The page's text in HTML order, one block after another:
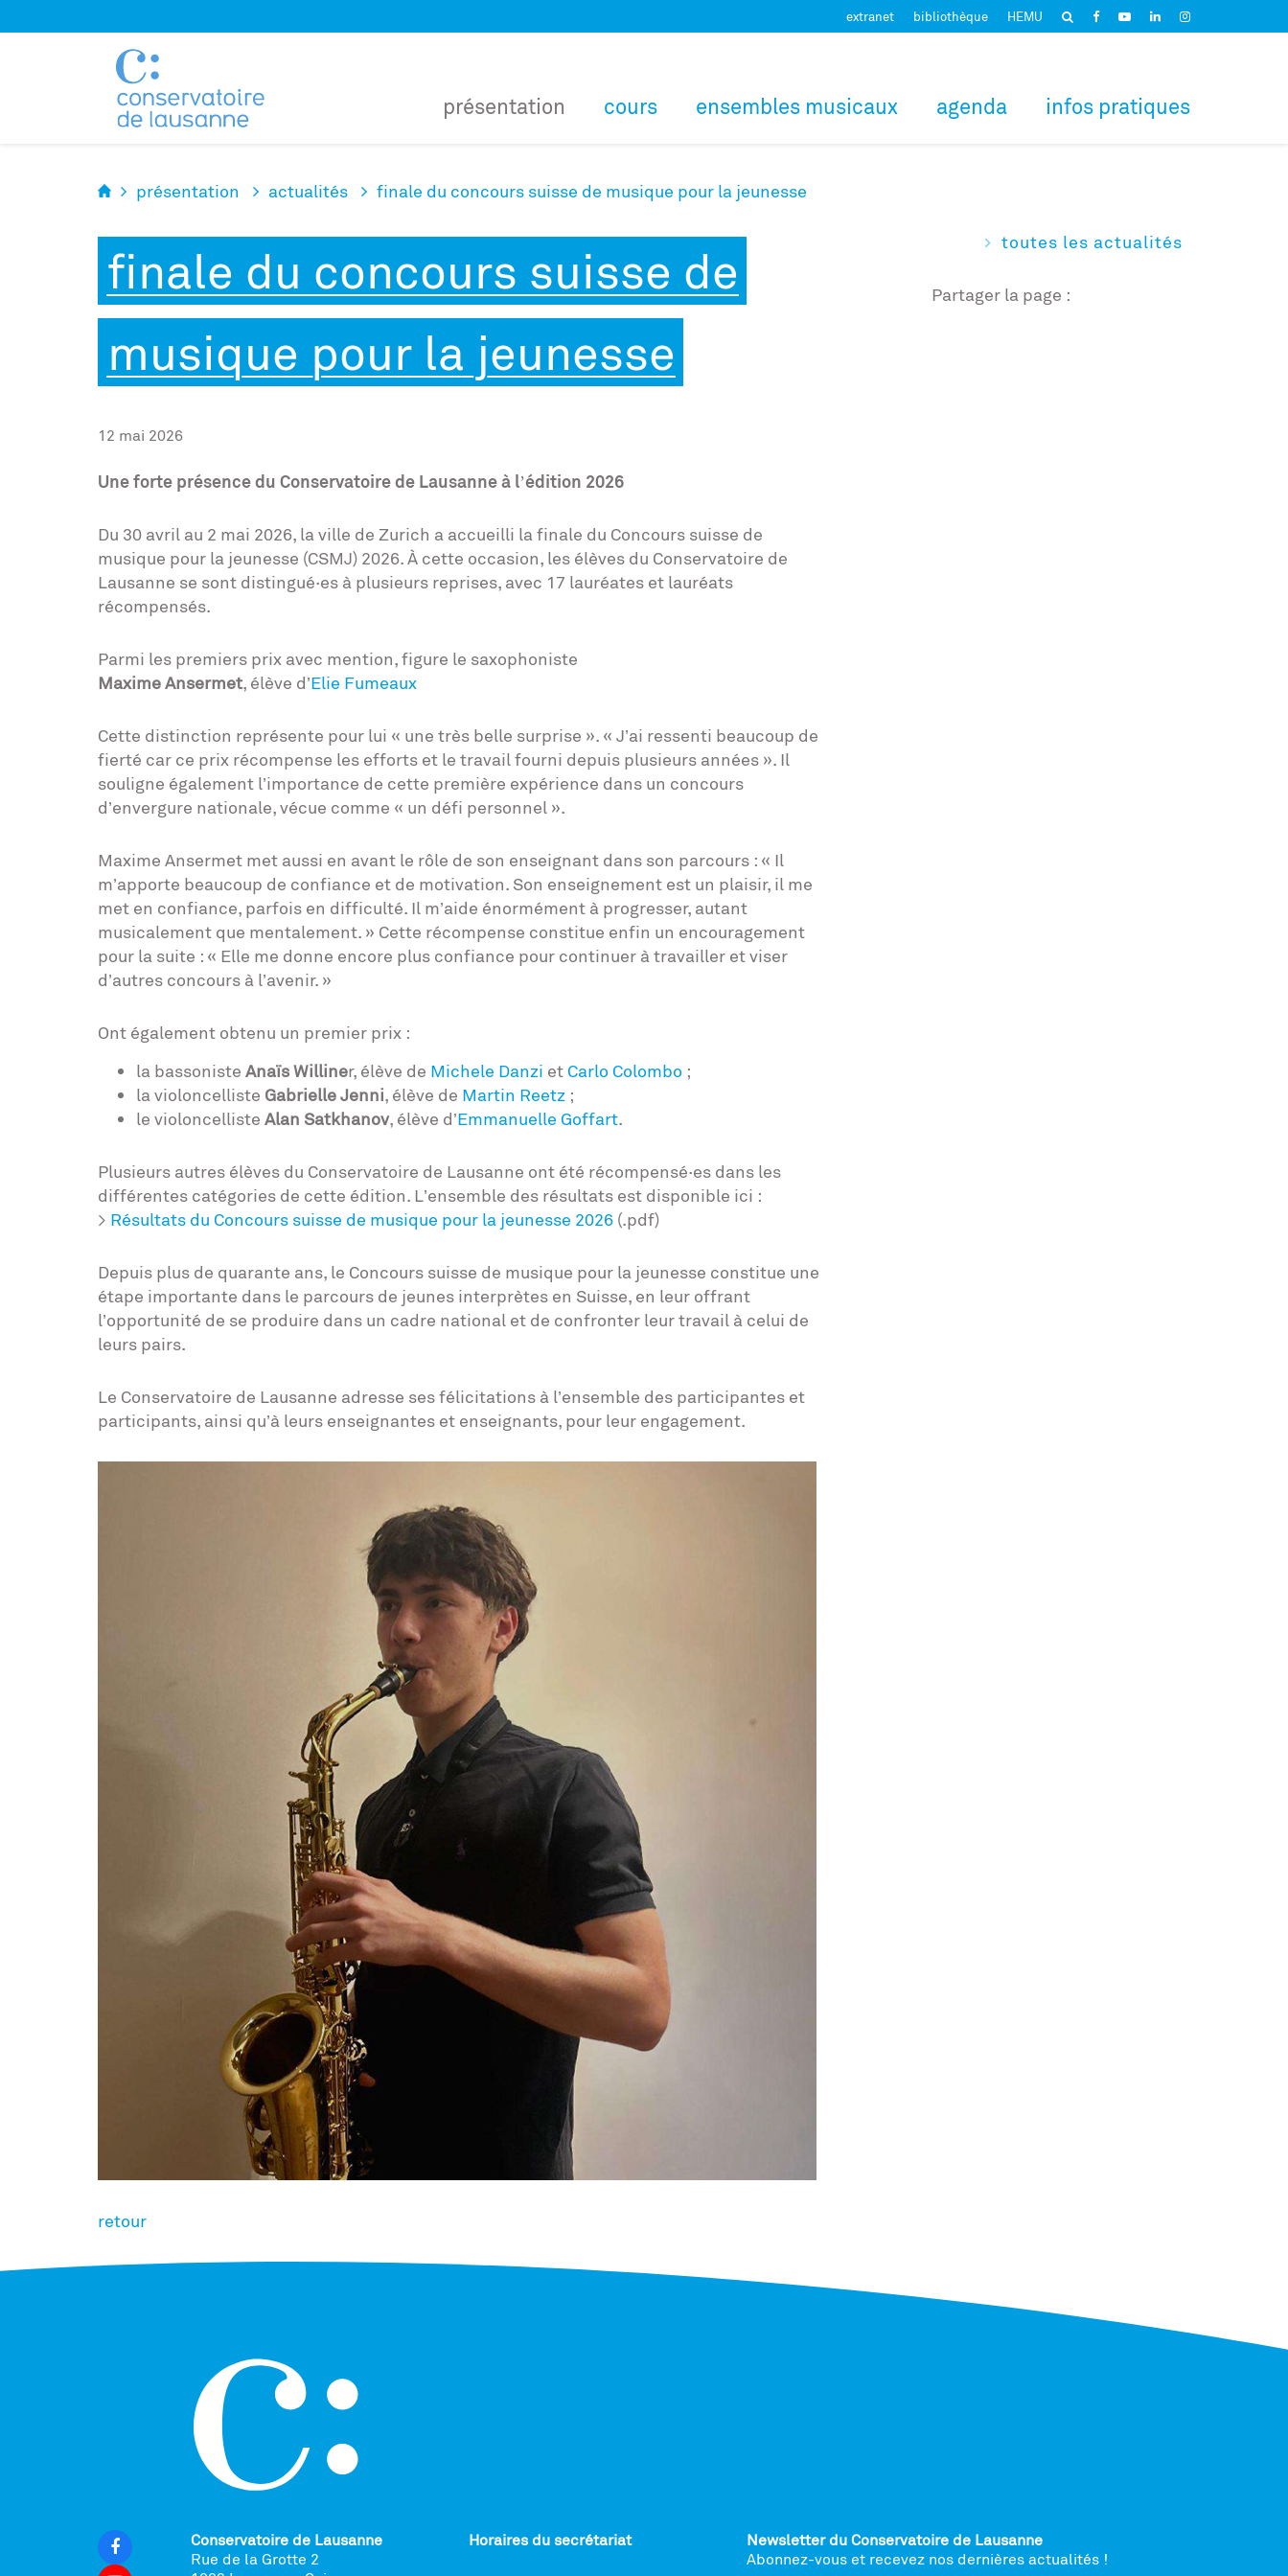
extranet bibliothèque HEMU
présentation cours ensembles musicaux agenda infos pratiques
présentation actualités finale du concours suisse de musique pour la jeunesse
finale du concours suisse de
musique pour la jeunesse
12 mai 2026
Une forte présence du Conservatoire de Lausanne à l’édition 2026
Du 30 avril au 2 mai 2026, la ville de Zurich a accueilli la finale du Concours suisse de
musique pour la jeunesse (CSMJ) 2026. À cette occasion, les élèves du Conservatoire de
Lausanne se sont distingué·es à plusieurs reprises, avec 17 lauréates et lauréats
récompensés.
Parmi les premiers prix avec mention, figure le saxophoniste
Maxime Ansermet, élève d’Elie Fumeaux
Cette distinction représente pour lui « une très belle surprise ». « J’ai ressenti beaucoup de
fierté car ce prix récompense les efforts et le travail fourni depuis plusieurs années ». Il
souligne également l’importance de cette première expérience dans un concours
d’envergure nationale, vécue comme « un défi personnel ».
Maxime Ansermet met aussi en avant le rôle de son enseignant dans son parcours : « Il
m’apporte beaucoup de confiance et de motivation. Son enseignement est un plaisir, il me
met en confiance, parfois en difficulté. Il m’aide énormément à progresser, autant
musicalement que mentalement. » Cette récompense constitue enfin un encouragement
pour la suite : « Elle me donne encore plus confiance pour continuer à travailler et viser
d’autres concours à l’avenir. »
Ont également obtenu un premier prix :
la bassoniste Anaïs Williner, élève de Michele Danzi et Carlo Colombo ;
la violoncelliste Gabrielle Jenni, élève de Martin Reetz ;
le violoncelliste Alan Satkhanov, élève d’Emmanuelle Goffart.
Plusieurs autres élèves du Conservatoire de Lausanne ont été récompensé·es dans les
différentes catégories de cette édition. L’ensemble des résultats est disponible ici :
> Résultats du Concours suisse de musique pour la jeunesse 2026 (.pdf)
Depuis plus de quarante ans, le Concours suisse de musique pour la jeunesse constitue une
étape importante dans le parcours de jeunes interprètes en Suisse, en leur offrant
l’opportunité de se produire dans un cadre national et de confronter leur travail à celui de
leurs pairs.
Le Conservatoire de Lausanne adresse ses félicitations à l’ensemble des participantes et
participants, ainsi qu’à leurs enseignantes et enseignants, pour leur engagement.
retour
toutes les actualités
Partager la page :
Conservatoire de Lausanne
Rue de la Grotte 2
Horaires du secrétariat
Newsletter du Conservatoire de Lausanne
Abonnez-vous et recevez nos dernières actualités !